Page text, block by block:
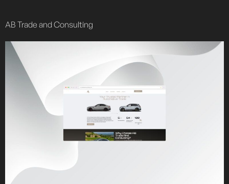
AB Trade and Consulting